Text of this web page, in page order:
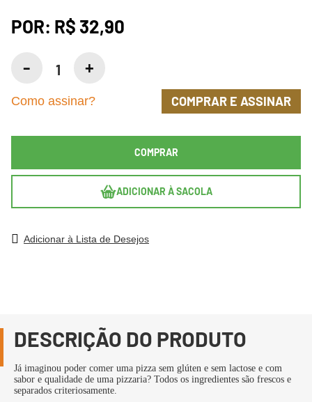
POR: R$ 32,90
COMPRAR
ADICIONAR À SACOLA
Como assinar? COMPRAR E ASSINAR
Adicionar à Lista de Desejos
DESCRIÇÃO DO PRODUTO
Já imaginou poder comer uma pizza sem glúten e sem lactose e com
sabor e qualidade de uma pizzaria? Todos os ingredientes são frescos e
separados criteriosamente.